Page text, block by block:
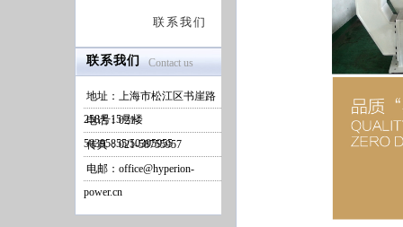
联系我们
联系我们 Contact us
地址：上海市松江区书崖路
258号15号楼
电话：021-
50395855/50395955
传真：021-58755957
电邮：office@hyperion-
power.cn